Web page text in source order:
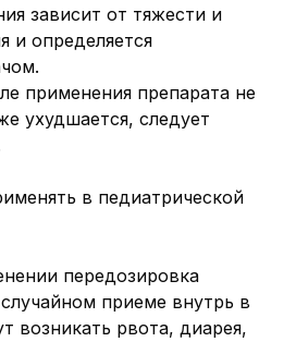
зависит от тяжести и
и определяется
применения препарата не
ухудшается, следует
в педиатрической
передозировка
приеме внутрь в
возникать рвота, диарея,